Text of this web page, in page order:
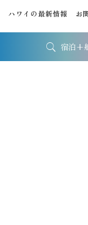
ハワイの最新情報 お
宿泊+